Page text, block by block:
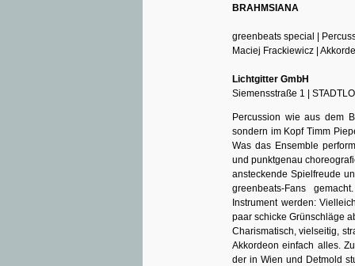
BRAHMSIANA
greenbeats special |
Maciej Frackiewicz |
Lichtgitter GmbH
Siemensstraße 1 |
Percussion wie aus dem
sondern im Kopf Timm
Was das Ensemble
und punktgenau
ansteckende Spielfreude
greenbeats-Fans
Instrument werden:
paar schicke Grünschläge
Charismatisch, vielseitig,
Akkordeon einfach alles.
der in Wien und Detmold